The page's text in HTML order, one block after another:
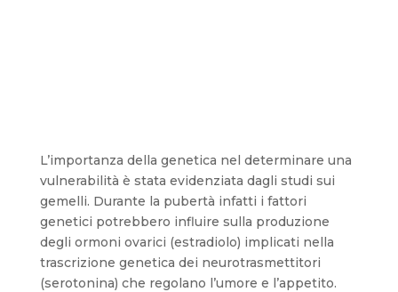
L’importanza della genetica nel determinare una
vulnerabilità è stata evidenziata dagli studi sui
gemelli. Durante la pubertà infatti i fattori
genetici potrebbero influire sulla produzione
degli ormoni ovarici (estradiolo) implicati nella
trascrizione genetica dei neurotrasmettitori
(serotonina) che regolano l’umore e l’appetito.